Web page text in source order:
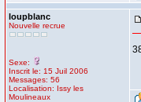
loupblanc
Nouvelle recrue
Sexe:
Inscrit le: 15 Juil 2006
Messages: 56
Localisation: Issy les
Moulineaux